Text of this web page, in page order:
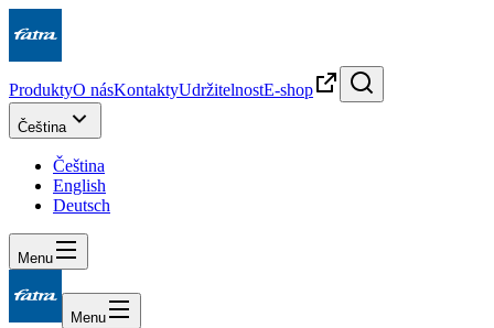
ProduktyO násKontaktyUdržitelnostE-shop
Čeština
Čeština
English
Deutsch
Menu
Menu